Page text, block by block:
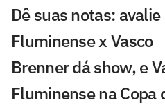
Dê suas notas:
Fluminense x Vasco
Brenner dá show, e
Fluminense na Copa